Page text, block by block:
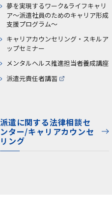
夢を実現するワーク&ライフキャリ
ア～派遣社員のためのキャリア形成
支援プログラム～
キャリアカウンセリング・スキルア
ップセミナー
メンタルヘルス推進担当者養成講座
派遣元責任者講習
派遣に関する法律相談セ
ンター/キャリアカウンセ
リング